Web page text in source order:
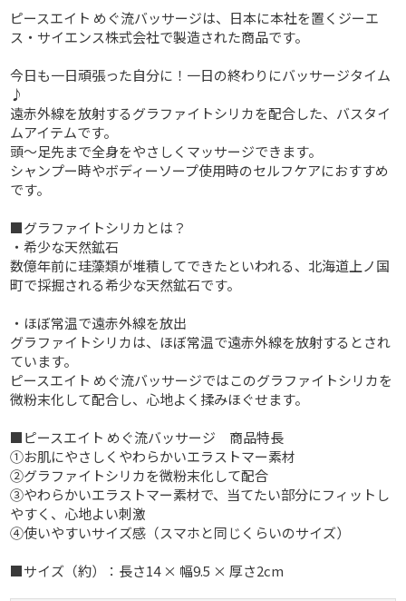
ピースエイト めぐ流バッサージは、日本に本社を置くジーエ
ス・サイエンス株式会社で製造された商品です。
今日も一日頑張った自分に！一日の終わりにバッサージタイム
♪
遠赤外線を放射するグラファイトシリカを配合した、バスタイ
ムアイテムです。
頭～足先まで全身をやさしくマッサージできます。
シャンプー時やボディーソープ使用時のセルフケアにおすすめ
です。
■グラファイトシリカとは？
・希少な天然鉱石
数億年前に珪藻類が堆積してできたといわれる、北海道上ノ国
町で採掘される希少な天然鉱石です。
・ほぼ常温で遠赤外線を放出
グラファイトシリカは、ほぼ常温で遠赤外線を放射するとされ
ています。
ピースエイト めぐ流バッサージではこのグラファイトシリカを
微粉末化して配合し、心地よく揉みほぐせます。
■ピースエイト めぐ流バッサージ 商品特長
①お肌にやさしくやわらかいエラストマー素材
②グラファイトシリカを微粉末化して配合
③やわらかいエラストマー素材で、当てたい部分にフィットし
やすく、心地よい刺激
④使いやすいサイズ感（スマホと同じくらいのサイズ）
■サイズ（約）：長さ14 × 幅9.5 × 厚さ2cm